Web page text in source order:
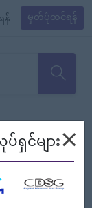
န် မှတ်ပုံတင်ရန်
စဉ်၍ကြည့်မည်
င်များ×